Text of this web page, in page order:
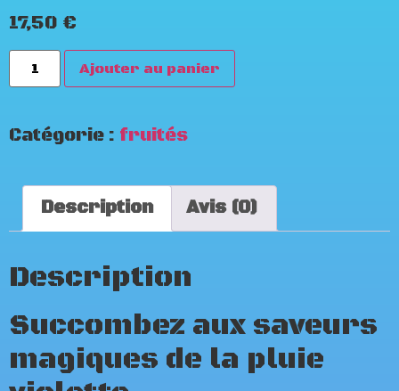
17,50 €
Ajouter au panier
Catégorie : fruités
Description Avis (0)
Description
Succombez aux saveurs
magiques de la pluie